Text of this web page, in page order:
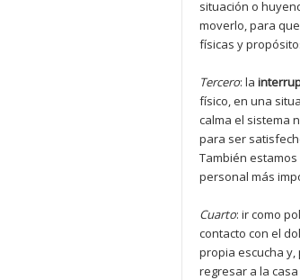
situación o
moverlo, para
físicas y
Tercero: la
físico, en una
calma el sistema
para ser
También
personal más
Cuarto: ir como
contacto con el
propia escucha
regresar a la